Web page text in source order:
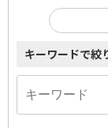
キーワードで絞